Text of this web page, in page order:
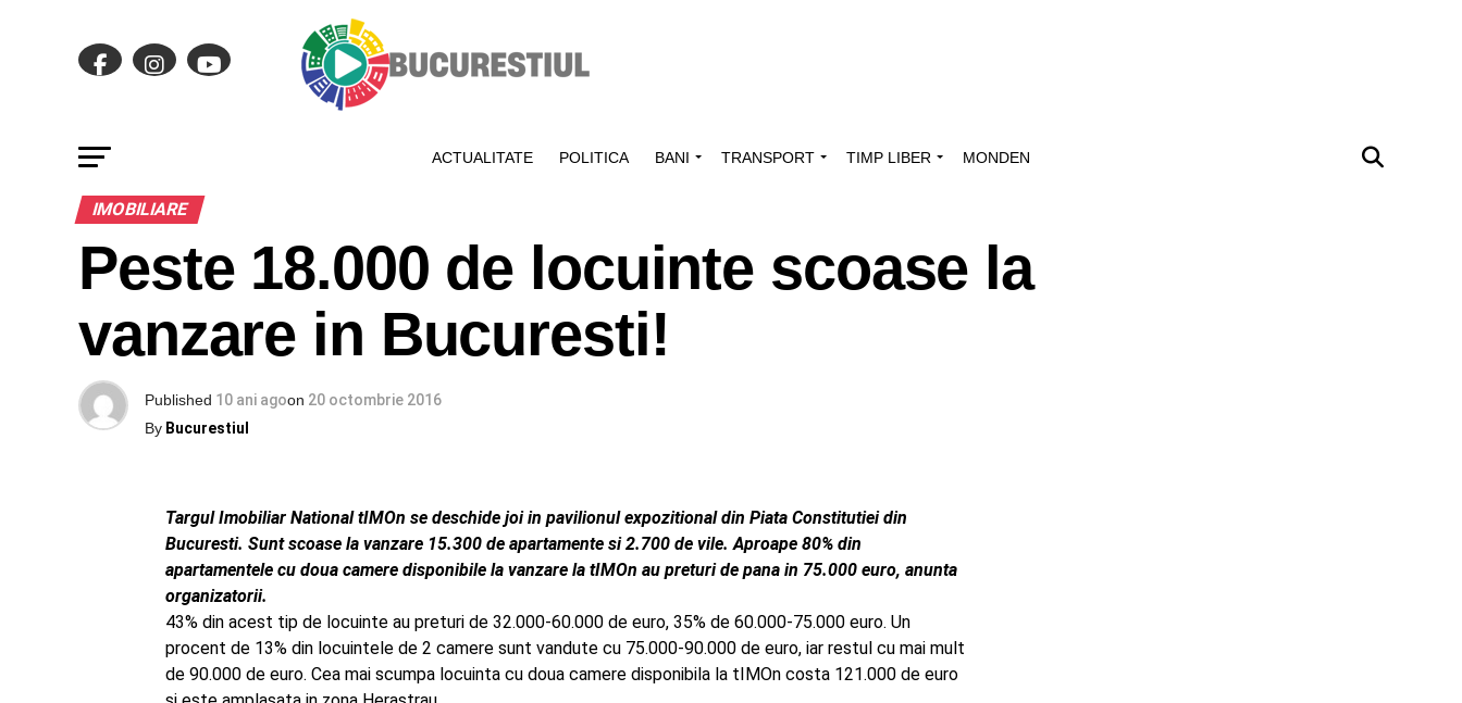
ACTUALITATE POLITICA BANI TRANSPORT TIMP LIBER MONDEN
IMOBILIARE
Peste 18.000 de locuinte scoase la
vanzare in Bucuresti!
Published 10 ani agoon 20 octombrie 2016
By Bucurestiul
Targul Imobiliar National tIMOn se deschide joi in pavilionul expozitional din Piata Constitutiei din
Bucuresti. Sunt scoase la vanzare 15.300 de apartamente si 2.700 de vile. Aproape 80% din
apartamentele cu doua camere disponibile la vanzare la tIMOn au preturi de pana in 75.000 euro, anunta
organizatorii.
43% din acest tip de locuinte au preturi de 32.000-60.000 de euro, 35% de 60.000-75.000 euro. Un
procent de 13% din locuintele de 2 camere sunt vandute cu 75.000-90.000 de euro, iar restul cu mai mult
de 90.000 de euro. Cea mai scumpa locuinta cu doua camere disponibila la tIMOn costa 121.000 de euro